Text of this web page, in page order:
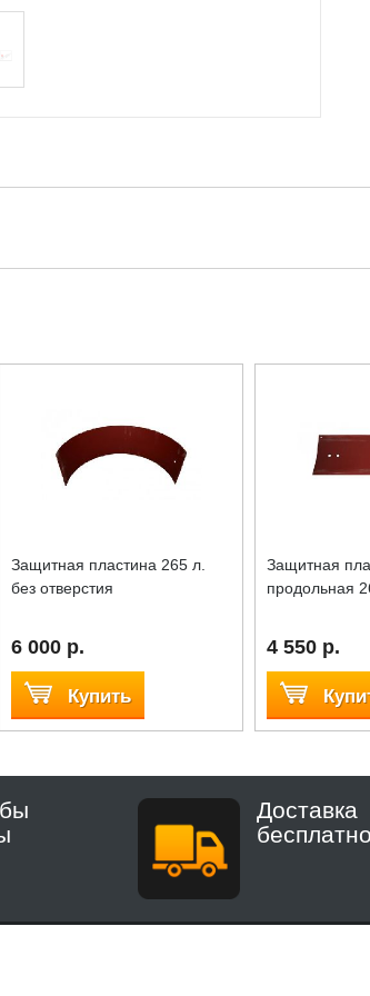
Защитная пластина 265 л.
без отверстия
6 000 р.
Купить
Защитная
продольная
4 550 р.
Доставка